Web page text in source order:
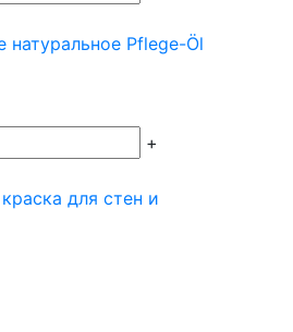
натуральное Pflege-Öl
+
для стен и